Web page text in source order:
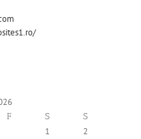
F S S
1
2